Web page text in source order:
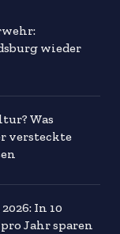
wieder
Was
versteckte
In 10
Jahr sparen